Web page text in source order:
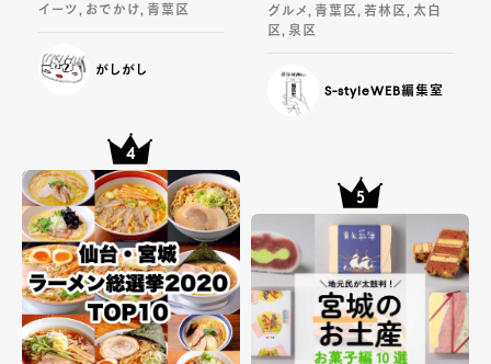
イーツ, おでかけ, 青葉区
がしがし
グルメ, 青葉区, 若林区, 太白
区, 泉区
S-styleWEB編集室